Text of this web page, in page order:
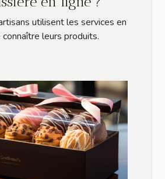
utilisent les services en
leurs produits.